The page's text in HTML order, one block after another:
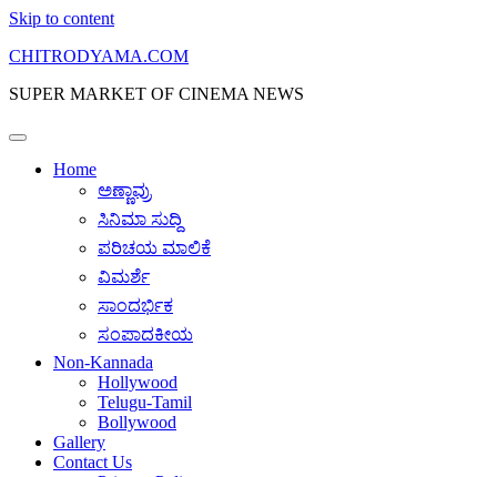
Skip to content
CHITRODYAMA.COM
SUPER MARKET OF CINEMA NEWS
Home
ಅಣ್ಣಾವ್ರು
ಸಿನಿಮಾ ಸುದ್ದಿ
ಪರಿಚಯ ಮಾಲಿಕೆ
ವಿಮರ್ಶೆ
ಸಾಂದರ್ಭಿಕ
ಸಂಪಾದಕೀಯ
Non-Kannada
Hollywood
Telugu-Tamil
Bollywood
Gallery
Contact Us